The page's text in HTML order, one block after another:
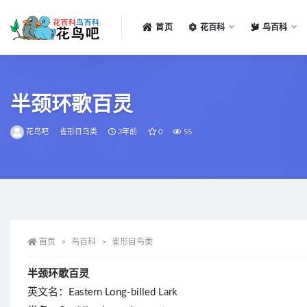
首页 花百科 鸟百科
半颈环歌百灵
花鸟吧 雀形目鸟类 3年前 0 55
首页 鸟百科 雀形目鸟类
半颈环歌百灵
英文名：Eastern Long-billed Lark